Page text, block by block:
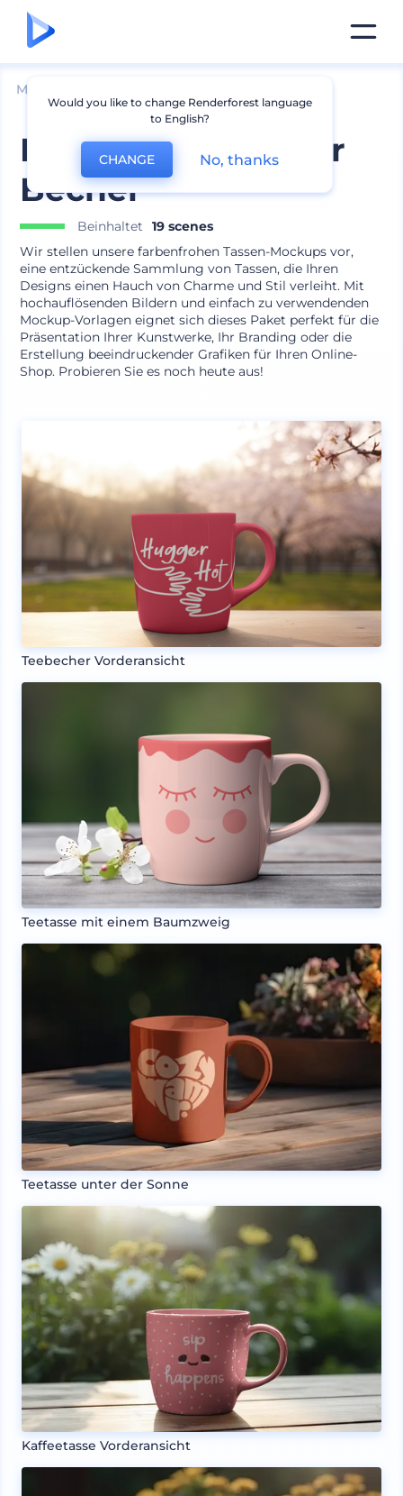
Mockups
Bunte Mockups für
Becher
Beinhaltet
19 scenes
Wir stellen unsere farbenfrohen Tassen-Mockups vor,
eine entzückende Sammlung von Tassen, die Ihren
Designs einen Hauch von Charme und Stil verleiht. Mit
hochauflösenden Bildern und einfach zu verwendenden
Mockup-Vorlagen eignet sich dieses Paket perfekt für die
Präsentation Ihrer Kunstwerke, Ihr Branding oder die
Erstellung beeindruckender Grafiken für Ihren Online-
Shop. Probieren Sie es noch heute aus!
Teebecher Vorderansicht
Teetasse mit einem Baumzweig
Teetasse unter der Sonne
Kaffeetasse Vorderansicht
Would you like to change Renderforest language
to English?
CHANGE No, thanks